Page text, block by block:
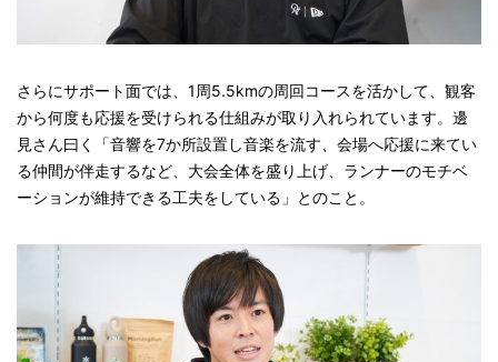
さらにサポート面では、1周5.5kmの周回コースを活かして、観客
から何度も応援を受けられる仕組みが取り入れられています。邊
見さん曰く「音響を7か所設置し音楽を流す、会場へ応援に来てい
る仲間が伴走するなど、大会全体を盛り上げ、ランナーのモチベ
ーションが維持できる工夫をしている」とのこと。